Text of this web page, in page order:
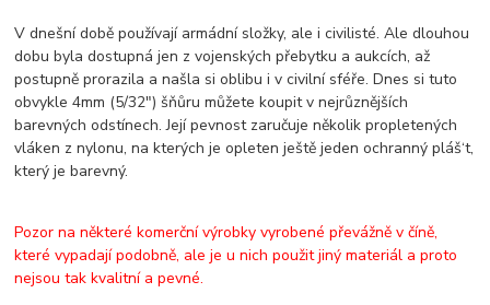
V dnešní době používají armádní složky, ale i civilisté. Ale dlouhou
dobu byla dostupná jen z vojenských přebytku a aukcích, až
postupně prorazila a našla si oblibu i v civilní sféře. Dnes si tuto
obvykle 4mm (5/32") šňůru můžete koupit v nejrůznějších
barevných odstínech. Její pevnost zaručuje několik propletených
vláken z nylonu, na kterých je opleten ještě jeden ochranný pláš‘t,
který je barevný.
Pozor na některé komerční výrobky vyrobené převážně v číně,
které vypadají podobně, ale je u nich použit jiný materiál a proto
nejsou tak kvalitní a pevné.